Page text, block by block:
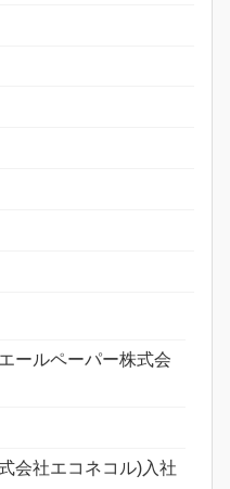
ールペーパー株式会
会社エコネコル)入社